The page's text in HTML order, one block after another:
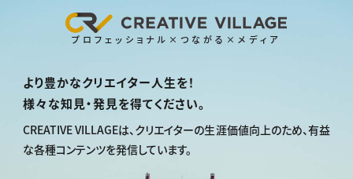
プロフェッショナル×つながる×メディア
より豊かなクリエイター人生を！
様々な知見・発見を得てください。
CREATIVE VILLAGEは、 クリエイターの生涯価値向上のため、有益
な各種コンテンツを発信しています。